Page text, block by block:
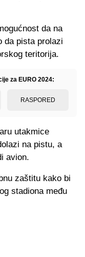
da na
da pista prolazi
teritorija.
za EURO 2024:
RASPORED
utakmice
na pistu, a
avion.
zaštitu kako bi
stadiona među